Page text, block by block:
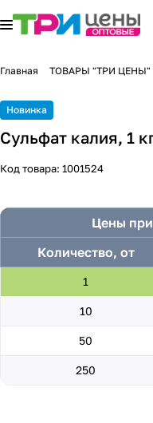
Главная ТОВАРЫ "ТРИ ЦЕНЫ"
Новинка
Сульфат калия, 1
Код товара: 1001524
Цены
Количество, от
1
10
50
250